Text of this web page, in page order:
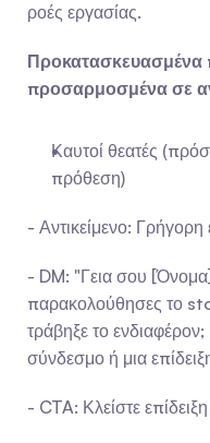
ροές εργασίας.
Προκατασκευασμένα
προσαρμοσμένα σε
Καυτοί θεατές
πρόθεση)
- Αντικείμενο:
- DM: "Γεια σου
παρακολούθησες το
τράβηξε το
σύνδεσμο ή μια
- CTA: Κλείστε